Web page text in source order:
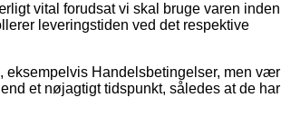
vital forudsat vi skal bruge varen inden
leveringstiden ved det respektive
eksempelvis Handelsbetingelser, men vær
et nøjagtigt tidspunkt, således at de har